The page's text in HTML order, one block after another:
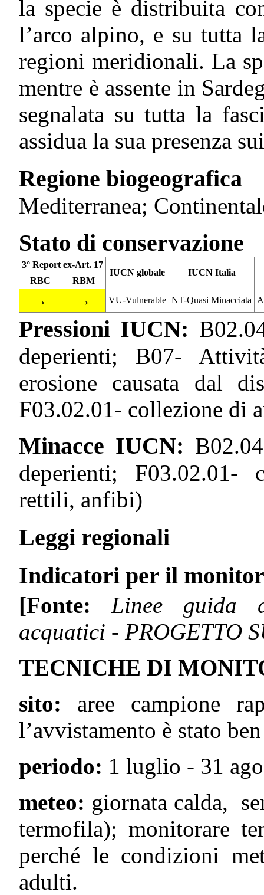
la specie è distribuita
l’arco alpino, e su tutta
regioni meridionali. La
mentre è assente in
segnalata su tutta la
assidua la sua presenza
Regione biogeografica
Mediterranea;
Stato di conservazione
3° Report ex-Art. 17
IUCN globale
IUCN Italia
RBC
RBM
→ → VU-Vulnerable NT-Quasi Minacciata
Pressioni IUCN:
deperienti; B07-
erosione causata dal
F03.02.01- collezione di
Minacce IUCN:
deperienti;
rettili, anfibi)
Leggi regionali
Indicatori per il
[Fonte: Linee guida
acquatici - PROGETTO
TECNICHE DI
sito: aree campione
l’avvistamento è stato
periodo: 1 luglio - 31
meteo: giornata calda,
termofila); monitorare
perché le condizioni
adulti.